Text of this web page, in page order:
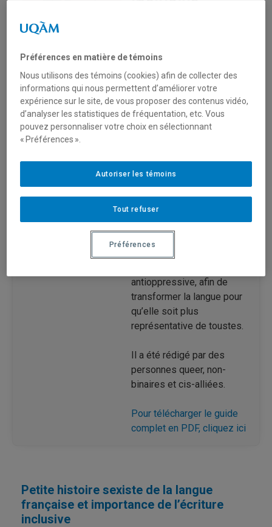
Agin-Blais,Marion Gingras-
Gagné,Alexia Giroux,
Sophie Guinamand,Em
Merlet ,Carolane
Numéro hors-série.
Ce guide de rédaction
inclusive cherche à offrir
antioppressive, afin de
transformer la langue pour
qu’elle soit plus
représentative de toustes.
Il a été rédigé par des
personnes queer, non-
binaires et cis-alliées.
Pour télécharger le guide
complet en PDF, cliquez ici
Petite histoire sexiste de la langue
française et importance de l’écriture
inclusive
Préférences en matière de témoins
Nous utilisons des témoins (cookies) afin de collecter des
informations qui nous permettent d’améliorer votre
expérience sur le site, de vous proposer des contenus vidéo,
d’analyser les statistiques de fréquentation, etc. Vous
pouvez personnaliser votre choix en sélectionnant
« Préférences ».
Tout refuser
Autoriser les témoins
Préférences